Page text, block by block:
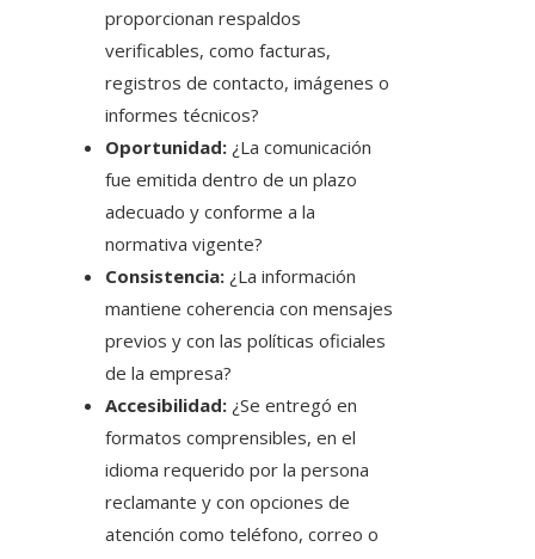
proporcionan respaldos
verificables, como facturas,
registros de contacto, imágenes o
informes técnicos?
Oportunidad: ¿La comunicación
fue emitida dentro de un plazo
adecuado y conforme a la
normativa vigente?
Consistencia: ¿La información
mantiene coherencia con mensajes
previos y con las políticas oficiales
de la empresa?
Accesibilidad: ¿Se entregó en
formatos comprensibles, en el
idioma requerido por la persona
reclamante y con opciones de
atención como teléfono, correo o